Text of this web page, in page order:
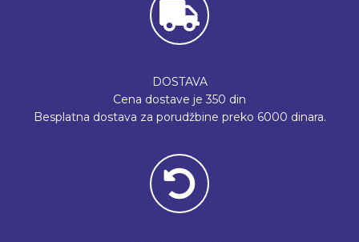
DOSTAVA
Cena dostave je 350 din
Besplatna dostava za porudžbine preko 6000 dinara.